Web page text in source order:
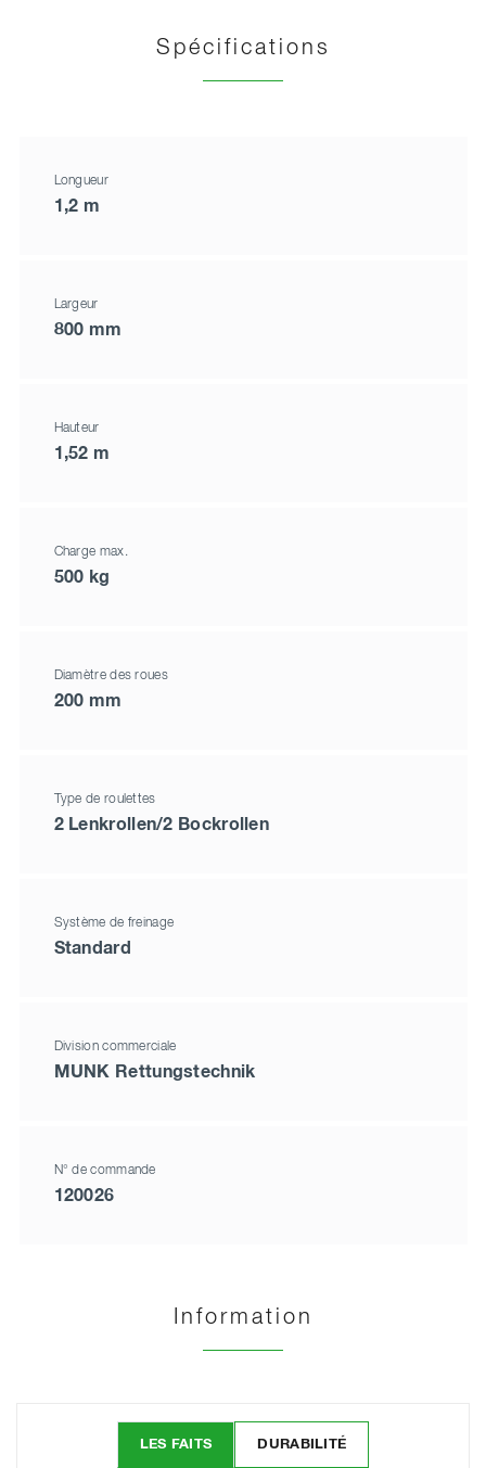
Spécifications
Longueur
1,2 m
Largeur
800 mm
Hauteur
1,52 m
Charge max.
500 kg
Diamètre des roues
200 mm
Type de roulettes
2 Lenkrollen/2 Bockrollen
Système de freinage
Standard
Division commerciale
MUNK Rettungstechnik
N° de commande
120026
Information
LES FAITS DURABILITÉ